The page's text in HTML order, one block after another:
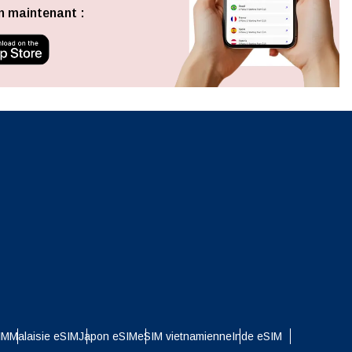
Fermer la fenêtre contextuelle
maintenant :
Malaisie eSIMJapon eSIMeSIM vietnamienneInde eSIM